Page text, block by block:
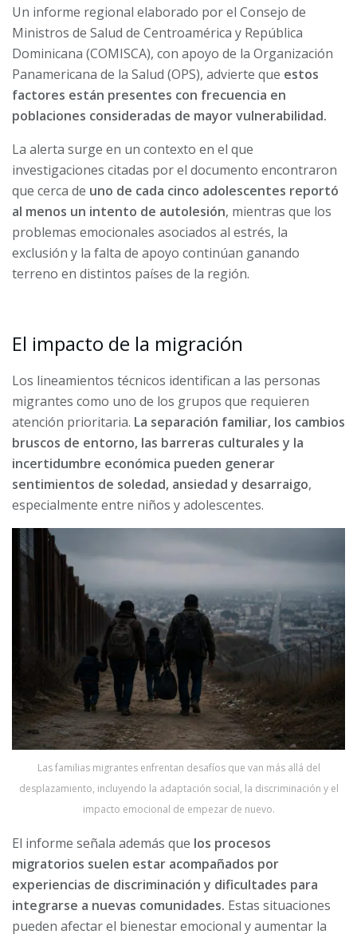
Un informe regional elaborado por el Consejo de
Ministros de Salud de Centroamérica y República
Dominicana (COMISCA), con apoyo de la Organización
Panamericana de la Salud (OPS), advierte que estos
factores están presentes con frecuencia en
poblaciones consideradas de mayor vulnerabilidad.
La alerta surge en un contexto en el que
investigaciones citadas por el documento encontraron
que cerca de uno de cada cinco adolescentes reportó
al menos un intento de autolesión, mientras que los
problemas emocionales asociados al estrés, la
exclusión y la falta de apoyo continúan ganando
terreno en distintos países de la región.
El impacto de la migración
Los lineamientos técnicos identifican a las personas
migrantes como uno de los grupos que requieren
atención prioritaria. La separación familiar, los cambios
bruscos de entorno, las barreras culturales y la
incertidumbre económica pueden generar
sentimientos de soledad, ansiedad y desarraigo,
especialmente entre niños y adolescentes.
Las familias migrantes enfrentan desafíos que van más allá del
desplazamiento, incluyendo la adaptación social, la discriminación y el
impacto emocional de empezar de nuevo.
El informe señala además que los procesos
migratorios suelen estar acompañados por
experiencias de discriminación y dificultades para
integrarse a nuevas comunidades. Estas situaciones
pueden afectar el bienestar emocional y aumentar la